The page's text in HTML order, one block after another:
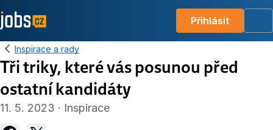
Přihlásit
Inspirace a rady
Tři triky, které vás posunou před
ostatní kandidáty
11. 5. 2023 · Inspirace